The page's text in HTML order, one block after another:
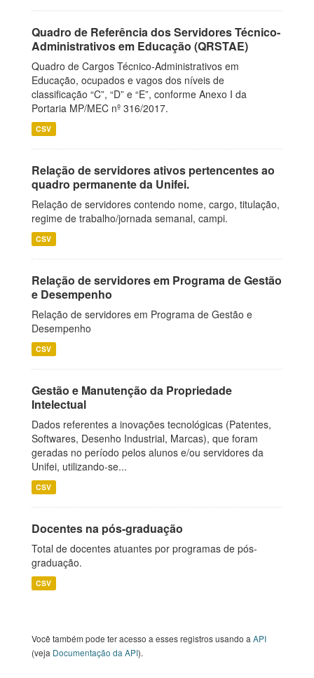
Quadro de Referência dos Servidores Técnico-
Administrativos em Educação (QRSTAE)
Quadro de Cargos Técnico-Administrativos em
Educação, ocupados e vagos dos níveis de
classificação “C”, “D” e “E”, conforme Anexo I da
Portaria MP/MEC nº 316/2017.
CSV
Relação de servidores ativos pertencentes ao
quadro permanente da Unifei.
Relação de servidores contendo nome, cargo, titulação,
regime de trabalho/jornada semanal, campi.
CSV
Relação de servidores em Programa de Gestão
e Desempenho
Relação de servidores em Programa de Gestão e
Desempenho
CSV
Gestão e Manutenção da Propriedade
Intelectual
Dados referentes a inovações tecnológicas (Patentes,
Softwares, Desenho Industrial, Marcas), que foram
geradas no período pelos alunos e/ou servidores da
Unifei, utilizando-se...
CSV
Docentes na pós-graduação
Total de docentes atuantes por programas de pós-
graduação.
CSV
Você também pode ter acesso a esses registros usando a API
(veja Documentação da API).